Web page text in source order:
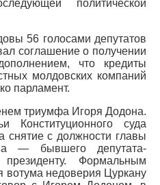
политической
56 голосами депутатов
соглашение о получении
что кредиты
молдовских компаний
парламент.
триумфа Игоря Додона.
Конституционного суда
снятие с должности главы
— бывшего депутата-
Формальным
недоверия Цуркану